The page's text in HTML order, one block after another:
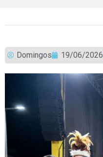
Domingos 19/06/2026